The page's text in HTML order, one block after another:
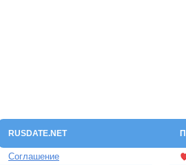
RUSDATE.NET
Соглашение